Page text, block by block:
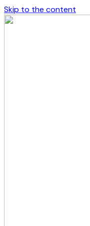
Skip to the content